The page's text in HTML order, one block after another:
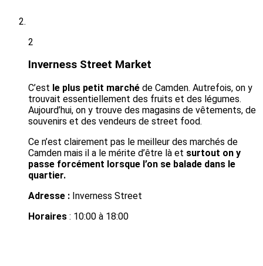
2
Inverness Street Market
C’est le plus petit marché de Camden. Autrefois, on y
trouvait essentiellement des fruits et des légumes.
Aujourd’hui, on y trouve des magasins de vêtements, de
souvenirs et des vendeurs de street food.
Ce n’est clairement pas le meilleur des marchés de
Camden mais il a le mérite d’être là et surtout on y
passe forcément lorsque l’on se balade dans le
quartier.
Adresse : Inverness Street
Horaires : 10:00 à 18:00